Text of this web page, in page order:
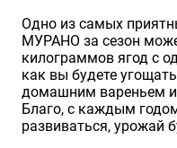
Одно из самых
МУРАНО за сезон
килограммов ягод с
как вы будете
домашним вареньем
Благо, с каждым
развиваться, урожай